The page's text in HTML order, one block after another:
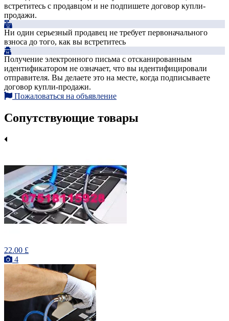
встретитесь с продавцом и не подпишете договор купли-
продажи.
Ни один серьезный продавец не требует первоначального
взноса до того, как вы встретитесь
Получение электронного письма с отсканированным
идентификатором не означает, что вы идентифицировали
отправителя. Вы делаете это на месте, когда подписываете
договор купли-продажи.
Пожаловаться на объявление
Сопутствующие товары
22.00 £
4